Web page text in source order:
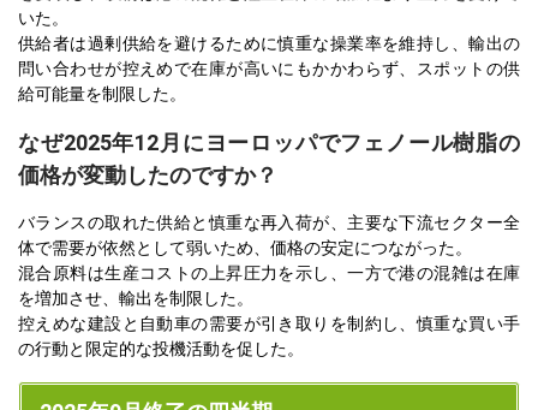
いた。
供給者は過剰供給を避けるために慎重な操業率を維持し、輸出の
問い合わせが控えめで在庫が高いにもかかわらず、スポットの供
給可能量を制限した。
なぜ2025年12月にヨーロッパでフェノール樹脂の
価格が変動したのですか？
バランスの取れた供給と慎重な再入荷が、主要な下流セクター全
体で需要が依然として弱いため、価格の安定につながった。
混合原料は生産コストの上昇圧力を示し、一方で港の混雑は在庫
を増加させ、輸出を制限した。
控えめな建設と自動車の需要が引き取りを制約し、慎重な買い手
の行動と限定的な投機活動を促した。